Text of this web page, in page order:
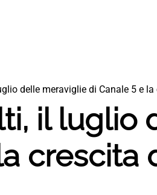
delle meraviglie di Canale 5 e
il luglio
crescita